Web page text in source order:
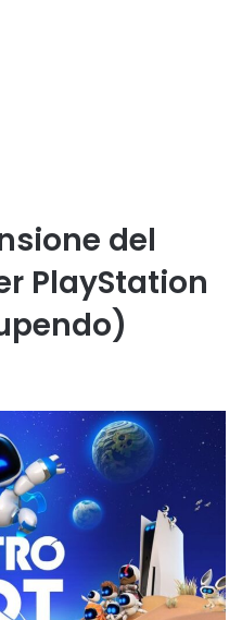
del
PlayStation